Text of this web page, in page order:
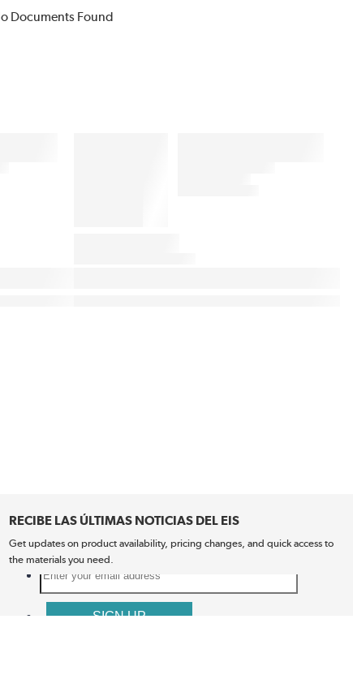
Documents Found
RECIBE LAS ÚLTIMAS NOTICIAS DEL EIS
Get updates on product availability, pricing changes, and quick access to
the materials you need.